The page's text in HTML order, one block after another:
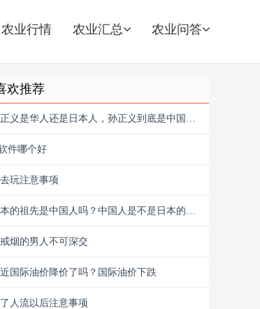
农业行情 农业汇总 农业问答
欢推荐
义是华人还是日本人，孙正义到底是中国人
件哪个好
玩注意事项
本的祖先是中国人吗？中国人是不是日本的祖
烟的男人不可深交
国际油价降价了吗？国际油价下跌
人流以后注意事项